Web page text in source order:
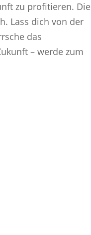
zu profitieren. Die
Lass dich von der
das
– werde zum